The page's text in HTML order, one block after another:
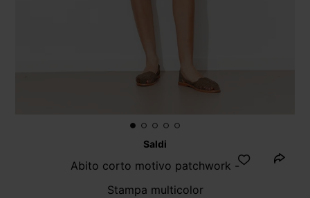
Saldi
Abito corto motivo patchwork -
Stampa multicolor